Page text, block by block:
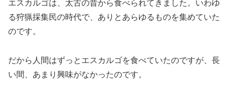
エスカルゴは、太古の昔から食べられてきました。いわゆ
る狩猟採集民の時代で、ありとあらゆるものを集めていた
のです。
だから人間はずっとエスカルゴを食べていたのですが、長
い間、あまり興味がなかったのです。